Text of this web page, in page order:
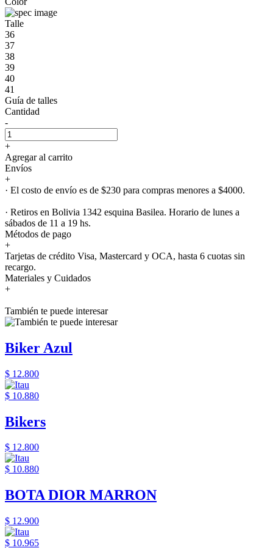
Talle
36
37
38
39
40
41
Guía de talles
Cantidad
-
+
Agregar al carrito
Envíos
+
· El costo de envío es de $230 para compras menores a $4000.
· Retiros en Bolivia 1342 esquina Basilea. Horario de lunes a
sábados de 11 a 19 hs.
Métodos de pago
+
Tarjetas de crédito Visa, Mastercard y OCA, hasta 6 cuotas sin
recargo.
Materiales y Cuidados
+
También te puede interesar
Biker Azul
$ 12.800
$ 10.880
Bikers
$ 12.800
$ 10.880
BOTA DIOR MARRON
$ 12.900
$ 10.965